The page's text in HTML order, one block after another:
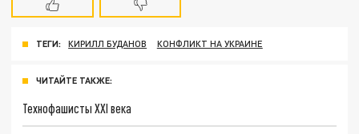
ТЕГИ: КИРИЛЛ БУДАНОВ КОНФЛИКТ НА УКРАИНЕ
ЧИТАЙТЕ ТАКЖЕ:
Технофашисты XXI века